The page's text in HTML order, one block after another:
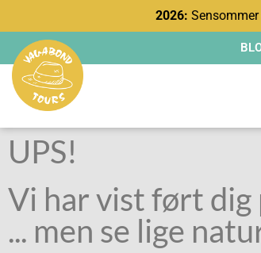
2026:
UPS!
Vi har vist ført dig
... men se lige